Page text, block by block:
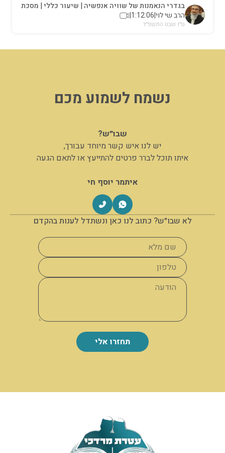
בגדרי הנאמנות של שוויה אנפשיה | שיעור כללי | מסכת
כתובות
הרב שי לוי|
1:12:06
|
ט״ו שבט התשפ״ד
נשמח לשמוע מכם
שבו״ש?
יש לנו איש קשר מיוחד עבורך,
איתו תוכל לברר פרטים להתייעץ או לתאם הגעה
איתמר יוסף חי
לא שבו״ש? כתוב לנו כאן ונשתדל לענות בהקדם
תחזרו אלי